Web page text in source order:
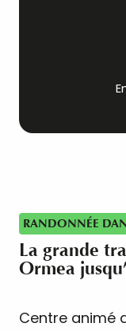
RANDONNÉE
La grande
Ormea
Centre animé